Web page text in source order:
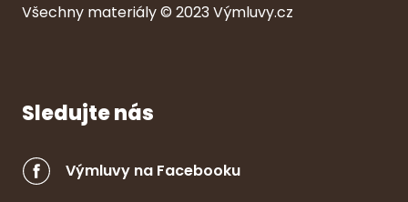
Všechny materiály © 2023Výmluvy.cz
Sledujte nás
Výmluvy na Facebooku